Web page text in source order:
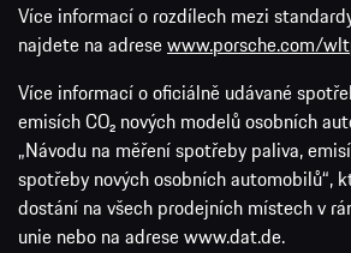
Více informací o rozdílech mezi
najdete na adresewww.porsche.com/
Více informací o oficiálně udávané
emisích CO₂ nových modelů osobních
„Návodu na měření spotřeby paliva,
spotřeby nových osobních automobilů“,
dostání na všech prodejních místech v
unie nebo na adrese www.dat.de.